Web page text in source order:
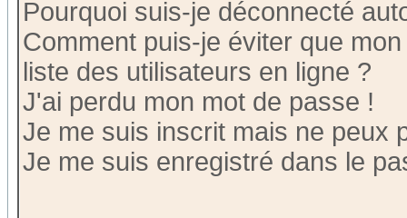
Pourquoi suis-je déconnecté
Comment puis-je éviter que
liste des utilisateurs en ligne ?
J'ai perdu mon mot de passe !
Je me suis inscrit mais ne peux
Je me suis enregistré dans le